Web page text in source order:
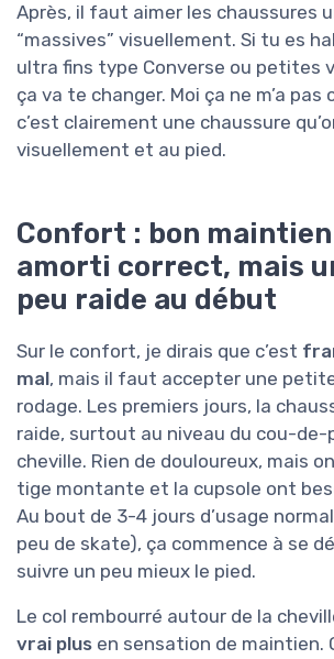
Après, il faut aimer les chaussures
“massives” visuellement. Si tu es
ultra fins type Converse ou petites
ça va te changer. Moi ça ne m’a pas
c’est clairement une chaussure
visuellement et au pied.
Confort : bon
amorti correct, mais
peu raide au début
Sur le confort, je dirais que c’est
mal, mais il faut accepter une
rodage. Les premiers jours, la
raide, surtout au niveau du cou-de-
cheville. Rien de douloureux, mais
tige montante et la cupsole ont
Au bout de 3-4 jours d’usage
peu de skate), ça commence à se
suivre un peu mieux le pied.
Le col rembourré autour de la
vrai plus en sensation de maintien.